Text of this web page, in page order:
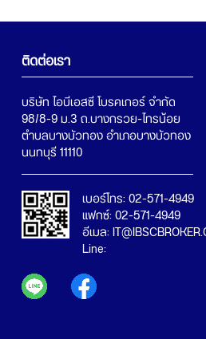
ติดต่อเรา
บริษัท ไอบีเอสซี โบรคเกอร์ จำกัด
98/8-9 ม.3 ถ.บางกรวย-ไทรน้อย
ตำบลบางบัวทอง อำเภอบางบัวทอง
เบอร์โทร: 02-571-4949
แฟกซ์: 02-571-4949
อีเมล:
Line: